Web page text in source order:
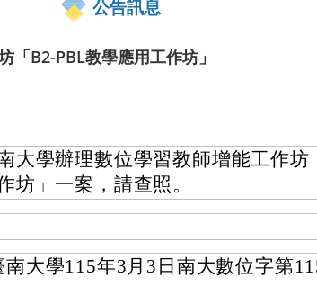
公告訊息
「B2-PBL教學應用工作坊」
大學辦理數位學習教師增能工作坊
坊」一案，請查照。
大學115年3月3日南大數位字第